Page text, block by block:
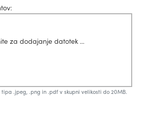
za dodajanje datotek ...
tipa .jpeg, .png in .pdf v skupni velikosti do 20MB.